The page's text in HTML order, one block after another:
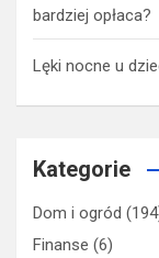
bardziej opłaca?
Lęki nocne u
Kategorie
Dom i ogród
Finanse (6)